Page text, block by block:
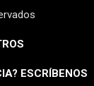
ESCRÍBENOS